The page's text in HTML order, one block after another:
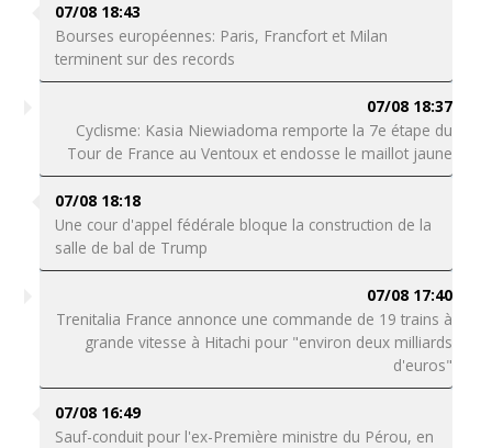
07/08 18:43
Bourses européennes: Paris, Francfort et Milan
terminent sur des records
07/08 18:37
Cyclisme: Kasia Niewiadoma remporte la 7e étape du
Tour de France au Ventoux et endosse le maillot jaune
07/08 18:18
Une cour d'appel fédérale bloque la construction de la
salle de bal de Trump
07/08 17:40
Trenitalia France annonce une commande de 19 trains à
grande vitesse à Hitachi pour "environ deux milliards
d'euros"
07/08 16:49
Sauf-conduit pour l'ex-Première ministre du Pérou, en